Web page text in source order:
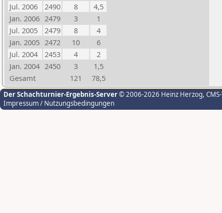
Jul. 2006
2490 8
4,5
Jan. 2006 2479 3
1
Jul. 2005
2479 8
4
Jan. 2005 2472 10
6
Jul. 2004
2453 4
2
Jan. 2004 2450 3
1,5
Gesamt
121 78,5
Der Schachturnier-Ergebnis-Server© 2006-2026 Heinz Herzog,
Impressum / Nutzungsbedingungen